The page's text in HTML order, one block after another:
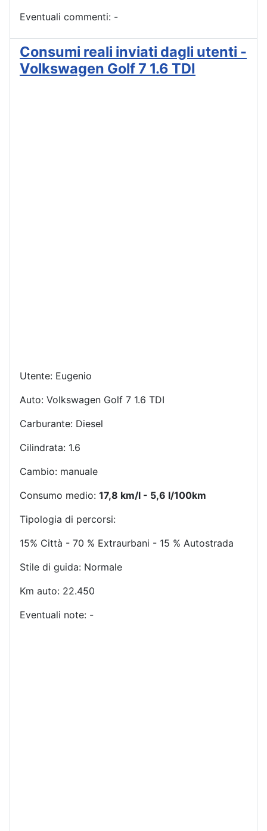
Eventuali commenti: -
Consumi reali inviati dagli utenti -
Volkswagen Golf 7 1.6 TDI
Utente: Eugenio
Auto: Volkswagen Golf 7 1.6 TDI
Carburante: Diesel
Cilindrata: 1.6
Cambio: manuale
Consumo medio: 17,8 km/l - 5,6 l/100km
Tipologia di percorsi:
15% Città - 70 % Extraurbani - 15 % Autostrada
Stile di guida: Normale
Km auto: 22.450
Eventuali note: -